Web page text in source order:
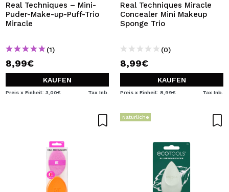
Real Techniques – Mini-
Puder-Make-up-Puff-Trio
Miracle
(1)
8,99€
KAUFEN
Preis x Einheit: 3,00€ Tax Inb.
Real Techniques Miracle
Concealer Mini Makeup
Sponge Trio
(0)
8,99€
KAUFEN
Preis x Einheit: 8,99€ Tax Inb.
Natürliche